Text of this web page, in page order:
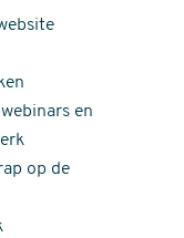
en
op de